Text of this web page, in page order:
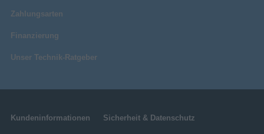
Zahlungsarten
Finanzierung
Unser Technik-Ratgeber
Kundeninformationen Sicherheit & Datenschutz